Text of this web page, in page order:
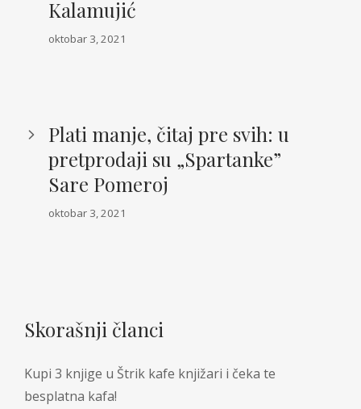
Kalamujić
oktobar 3, 2021
Plati manje, čitaj pre svih: u
pretprodaji su „Spartanke”
Sare Pomeroj
oktobar 3, 2021
Skorašnji članci
Kupi 3 knjige u Štrik kafe knjižari i čeka te
besplatna kafa!